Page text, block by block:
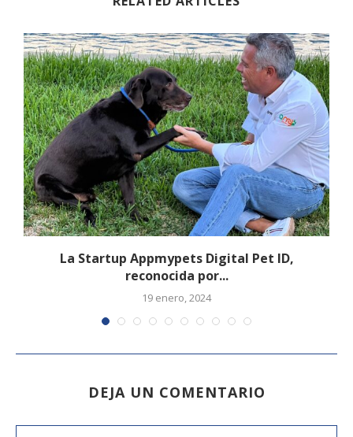
La Startup Appmypets Digital Pet ID,
reconocida por...
19 enero, 2024
DEJA UN COMENTARIO